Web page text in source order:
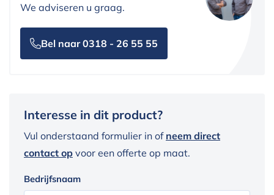
We adviseren u graag.
Bel naar 0318 - 26 55 55
Interesse in dit product?
Vul onderstaand formulier in of neem direct
contact op voor een offerte op maat.
Bedrijfsnaam